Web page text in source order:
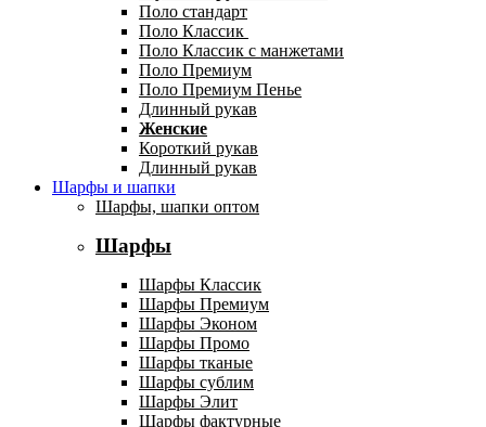
Поло стандарт
Поло Классик
Поло Классик с манжетами
Поло Премиум
Поло Премиум Пенье
Длинный рукав
Женские
Короткий рукав
Длинный рукав
Шарфы и шапки
Шарфы, шапки оптом
Шарфы
Шарфы Классик
Шарфы Премиум
Шарфы Эконом
Шарфы Промо
Шарфы тканые
Шарфы сублим
Шарфы Элит
Шарфы фактурные